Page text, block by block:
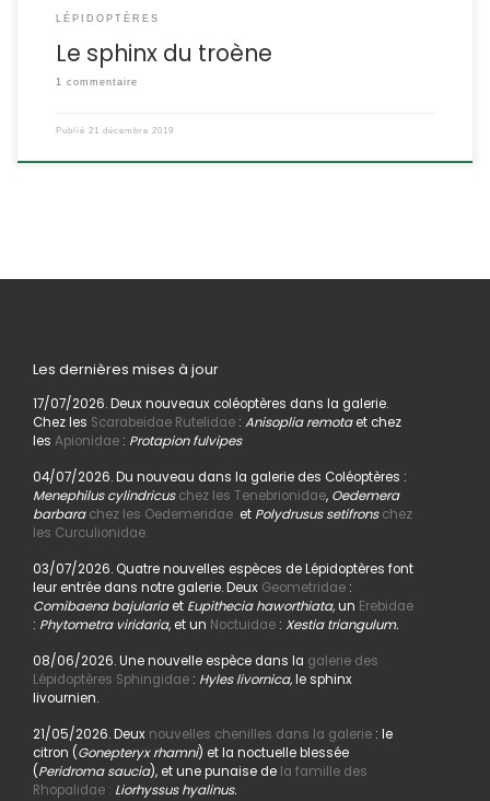
LÉPIDOPTÈRES
Le sphinx du troène
1 commentaire
Publié 21 décembre 2019
Les dernières mises à jour
17/07/2026. Deux nouveaux coléoptères dans la galerie.
Chez les Scarabeidae Rutelidae: Anisoplia remotaet chez
les Apionidae: Protapion fulvipes
04/07/2026. Du nouveau dans la galerie des Coléoptères :
Menephilus cylindricus chez les Tenebrionidae,Oedemera
barbara chez les Oedemeridaeet Polydrusus setifrons chez
les Curculionidae.
03/07/2026. Quatre nouvelles espèces de Lépidoptères font
leur entrée dans notre galerie. Deux Geometridae:
Comibaena bajulariaet Eupithecia haworthiata,un Erebidae
: Phytometra viridaria, et un Noctuidae: Xestia triangulum.
08/06/2026. Une nouvelle espèce dans la galerie des
Lépidoptères Sphingidae: Hyles livornica,le sphinx
livournien.
21/05/2026. Deux nouvelles chenilles dans la galerie : le
citron (Gonepteryx rhamni) et la noctuelle blessée
(Peridroma saucia), et une punaise dela famille des
Rhopalidae : Liorhyssus hyalinus.